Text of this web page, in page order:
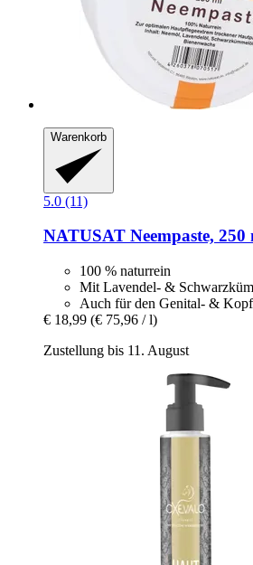
Warenkorb
5.0 (11)
NATUSAT Neempaste, 250
100 % naturrein
Mit Lavendel- &
Auch für den Genital- &
€ 18,99 (€ 75,96 / l)
Zustellung bis 11. August